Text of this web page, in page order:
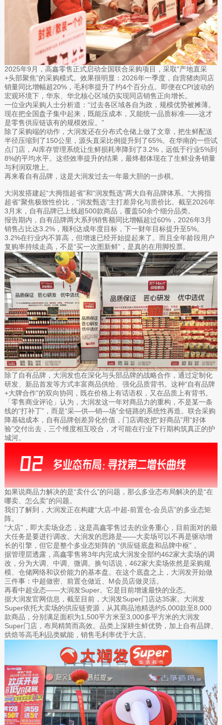
2025年9月，高鑫零售正式启动全国联合采购项目，采取“产地直采
+头部聚焦”的采购模式。效果很明显：2026年一季度，自营猪肉同店
销量同比增幅超20%，毛利率提升了约4个百分点。即便在CPI波动的
宏观环境下，华东、华北核心区域仍实现同店销售正向增长。
一位业内采购人士分析道：“过去各区域各自为政，规模优势被摊薄。
现在把全国盘子集中起来，既能压成本，又能统一品质标准——这才
是零售供应链该有的规模效应。”
除了采购端的动作，大润发还在分布式仓储上做了文章，把生鲜配送
半径压缩到了150公里，源头直采比例提升到了65%。在华南的一些试
点门店，AI库存管理系统让生鲜损耗率降到了3.2%，远低于行业5%到
8%的平均水平。这些效率提升的结果，最终都体现在了生鲜业务销量
与利润双增上。
再来看自有品牌，这是大润发过去一年最大胆的一步棋。
大润发搭建起“大拇指超省”和“润发甄选”两大自有品牌体系。“大拇指
超省”聚焦极致性价比，“润发甄选”主打差异化与质价比。截至2026年
3月末，自有品牌已上线超500款商品，覆盖50余个细分品类。
报告期内，自有品牌两大系列销售额同比增幅超过60%，2026年3月
销售占比达3.2%，顺利达成年度目标，下一财年目标提升至5%。
3.2%在行业内不算高，但增速已经开始提起来了。而且全年龄段用户
复购率持续走高，不是“买一次图新鲜”，是真的在用脚投票。
除了自有品牌，大润发也在深化与头部品牌的战略合作，通过定制化
研发、新品首发等方式丰富商品供给、强化品质背书。这种“自有品牌
+大牌合作”的双向协同，既在价格上有话语权，又在品质上有背书。
「零售商业评论」认为，大润发这一年对商品力的重构，不是某一条
线的“打补丁”，而是“采—供—销—场”全链路的系统性再造。联合采购
降基础成本，自有品牌创差异化价值，门店调改把“好商品”用“好体
验”交付出去，三个维度相互咬合，才可能在行业下行期构筑真正的护
城河。
如果说商品力解决的是“卖什么”的问题，那么多业态布局解决的是“在
哪卖、怎么卖”的问题。
我们了解到，大润发正在构建“大店-中超-前置仓-会员店”的多业态矩
阵。
“大店”，即大卖场业态，这是高鑫零售过去的业务重心，目前面对的最
大任务是要进行调改。大润发的思路是——大卖场可以不再是驱动增
长的引擎，但它是整个多业态矩阵的 “供应链底盘和品牌中枢” 。
据管理层透露，高鑫零售将3年内完成大润发全部约462家大卖场的调
改，分为大调、中调、微调。换句话说，462家大卖场依然是采购规
模、仓储网络和议价能力的基本盘。在这个底盘之上，大润发开始做
三件事：中超做密、前置仓做近、M会员店做灵活。
再看中超业态——大润发Super。它是目前增速最快的业态。
据大润发官网信息，截至目前，大润发Super门店达35家。大润发
Super依托大卖场的供应链资源，从其商品池精选约5,000款至8,000
款商品，分别满足面积为1,500平方米至3,000多平方米的大润发
Super门店，布局精简而高效。品类上深耕生鲜优势，加上自有品牌、
烘焙等高毛利品类赋能，销售毛利率优于大店。